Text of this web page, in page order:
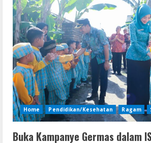
Home Pendidikan/Kesehatan Ragam
Buka Kampanye Germas dalam